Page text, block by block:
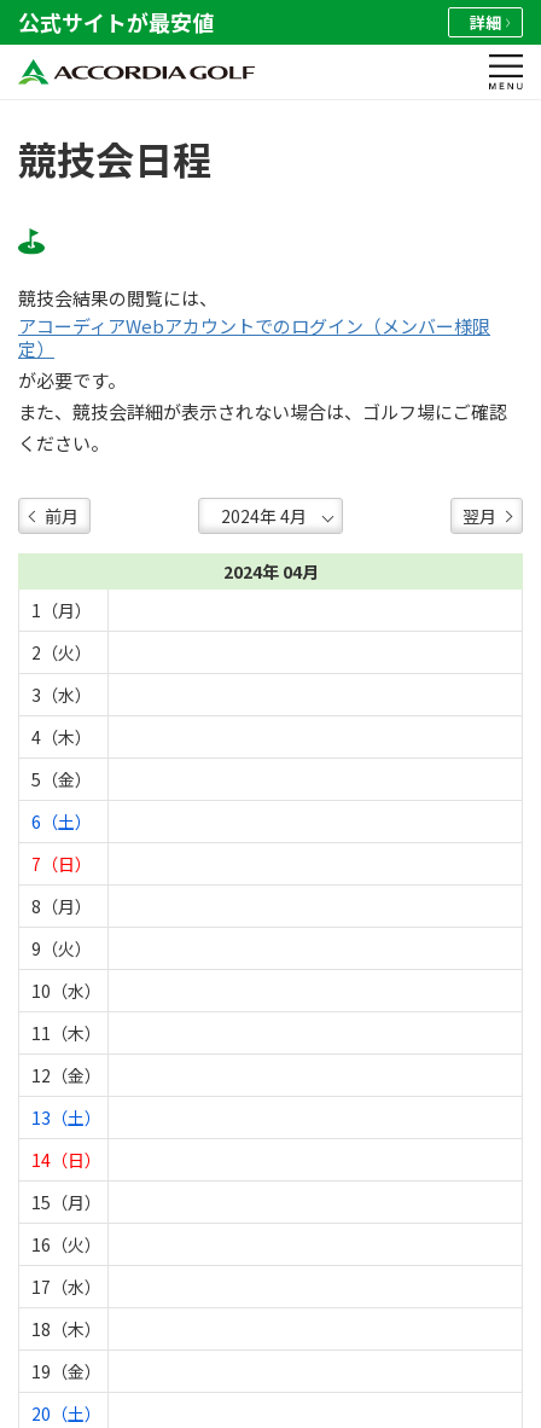
公式サイトが最安値 詳細
競技会日程
競技会結果の閲覧には、
アコーディアWebアカウントでのログイン（メンバー様限
定）
が必要です。
また、競技会詳細が表示されない場合は、ゴルフ場にご確認
ください。
前月 翌月
2024年 04月
1（月）
2（火）
3（水）
4（木）
5（金）
6（土）
7（日）
8（月）
9（火）
10（水）
11（木）
12（金）
13（土）
14（日）
15（月）
16（火）
17（水）
18（木）
19（金）
20（土）